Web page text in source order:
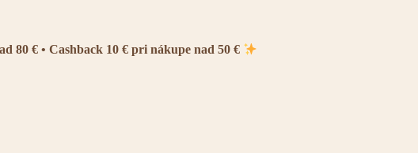
80 € • Cashback 10 € pri nákupe nad 50 €